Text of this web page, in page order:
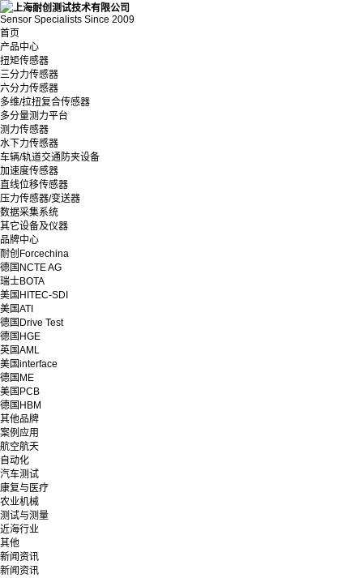
Sensor Specialists Since 2009
首页
产品中心
扭矩传感器
三分力传感器
六分力传感器
多维/拉扭复合传感器
多分量测力平台
测力传感器
水下力传感器
车辆/轨道交通防夹设备
加速度传感器
直线位移传感器
压力传感器/变送器
数据采集系统
其它设备及仪器
品牌中心
耐创Forcechina
德国NCTE AG
瑞士BOTA
美国HITEC-SDI
美国ATI
德国Drive Test
德国HGE
英国AML
美国interface
德国ME
美国PCB
德国HBM
其他品牌
案例应用
航空航天
自动化
汽车测试
康复与医疗
农业机械
测试与测量
近海行业
其他
新闻资讯
新闻资讯